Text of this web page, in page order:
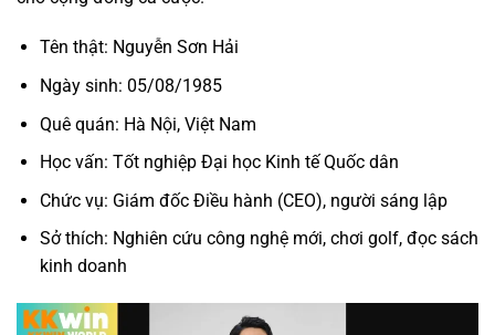
Tên thật: Nguyễn Sơn Hải
Ngày sinh: 05/08/1985
Quê quán: Hà Nội, Việt Nam
Học vấn: Tốt nghiệp Đại học Kinh tế Quốc dân
Chức vụ: Giám đốc Điều hành (CEO), người sáng lập
Sở thích: Nghiên cứu công nghệ mới, chơi golf, đọc sách
kinh doanh